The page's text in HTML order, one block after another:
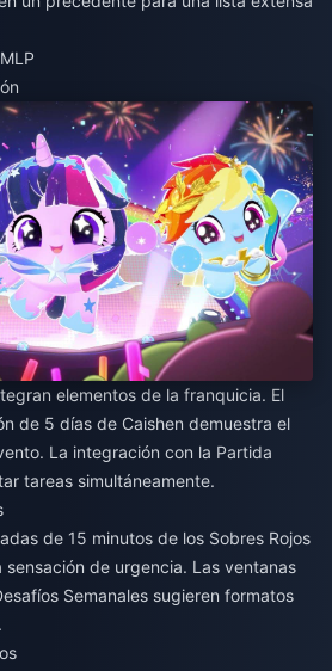
elementos de la franquicia. El
de 5 días de Caishen demuestra el
La integración con la Partida
tareas simultáneamente.
de 15 minutos de los Sobres Rojos
de urgencia. Las ventanas
Semanales sugieren formatos